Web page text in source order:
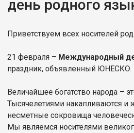
день родного
Приветствуем всех носителей
21 февраля – Международный
праздник, объявленный ЮНЕСКО.
Величайшее богатство народа –
Тысячелетиями накапливаются и
несметные сокровища
Мы являемся носителями